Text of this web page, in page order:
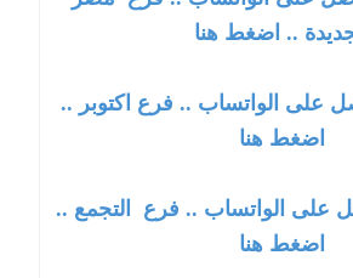
.. اضغط هنا
على الواتساب .. فرع اكتوبر ..
اضغط هنا
على الواتساب .. فرع التجمع ..
اضغط هنا